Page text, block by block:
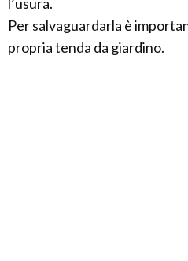
Per salvaguardarla è
propria tenda da giardino.